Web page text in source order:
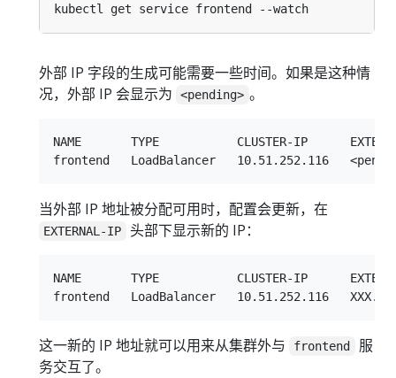
外部 IP 字段的生成可能需要一些时间。如果是这种情
况，外部 IP 会显示为
<pending> 。
NAME       TYPE           CLUSTER-IP
当外部 IP 地址被分配可用时，配置会更新，在
EXTERNAL-IP 头部下显示新的 IP：
NAME       TYPE           CLUSTER-IP
这一新的 IP 地址就可以用来从集群外与 frontend
服
务交互了。